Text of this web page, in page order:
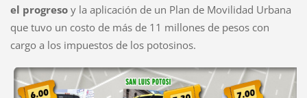
el progresoy la aplicación de un Plan de Movilidad Urbana
que tuvo un costo de más de 11 millones de pesos con
cargo a los impuestos de los potosinos.